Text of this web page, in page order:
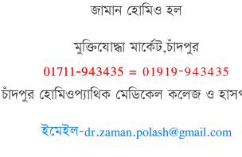
জামান হোমিও হল
মুক্তিযোদ্ধা মার্কেট,চাঁদপুর
01711-943435 = 01919-943435
চাঁদপুর হোমিওপ্যাথিক মেডিকেল কলেজ ও
ইমেইল-dr.zaman.polash@gmail.com